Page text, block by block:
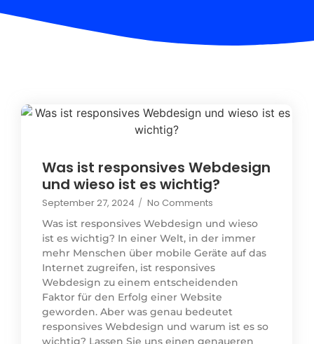
Was ist responsives Webdesign
und wieso ist es wichtig?
September 27, 2024 / No Comments
Was ist responsives Webdesign und wieso
ist es wichtig? In einer Welt, in der immer
mehr Menschen über mobile Geräte auf das
Internet zugreifen, ist responsives
Webdesign zu einem entscheidenden
Faktor für den Erfolg einer Website
geworden. Aber was genau bedeutet
responsives Webdesign und warum ist es so
wichtig? Lassen Sie uns einen genaueren